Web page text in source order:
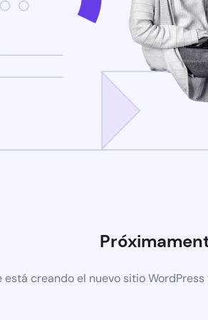
está creando el nuevo sitio